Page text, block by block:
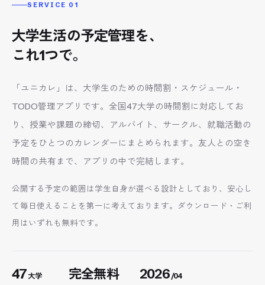
SERVICE 01
大学生活の予定管理を、
これ1つで。
「ユニカレ」は、大学生のための時間割・スケジュール・
TODO管理アプリです。全国47大学の時間割に対応してお
り、授業や課題の締切、アルバイト、サークル、就職活動の
予定をひとつのカレンダーにまとめられます。友人との空き
時間の共有まで、アプリの中で完結します。
公開する予定の範囲は学生自身が選べる設計としており、安心し
て毎日使えることを第一に考えております。ダウンロード・ご利
用はいずれも無料です。
47大学 完全無料 2026 /04